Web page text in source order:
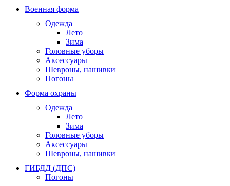
Военная форма
Одежда
Лето
Зима
Головные уборы
Аксессуары
Шевроны, нашивки
Погоны
Форма охраны
Одежда
Лето
Зима
Головные уборы
Аксессуары
Шевроны, нашивки
ГИБДД (ДПС)
Погоны